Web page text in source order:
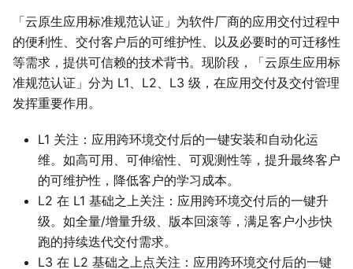
「云原生应用标准规范认证」为软件厂商的应用交付过程中
的便利性、交付客户后的可维护性、以及必要时的可迁移性
等需求，提供可信赖的技术背书。现阶段，「云原生应用标
准规范认证」分为 L1、L2、L3 级，在应用交付及交付管理
发挥重要作用。
L1 关注：应用跨环境交付后的一键安装和自动化运
维。如高可用、可伸缩性、可观测性等，提升最终客户
的可维护性，降低客户的学习成本。
L2 在 L1 基础之上关注：应用跨环境交付后的一键升
级。如全量/增量升级、版本回滚等，满足客户小步快
跑的持续迭代交付需求。
L3 在 L2 基础之上点关注：应用跨环境交付后的一键